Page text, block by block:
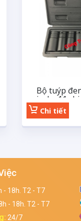
Bộ tuýp
inchs 11
Chi tiết
- 18h. T2 - T7
- 18h. T2 - T7
24/7